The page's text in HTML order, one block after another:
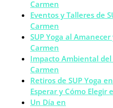
Carmen
Eventos y Talleres de
Carmen
SUP Yoga al
Carmen
Impacto Ambiental del
Carmen
Retiros de SUP Yoga
Esperar y Cómo Elegir
Un Día en